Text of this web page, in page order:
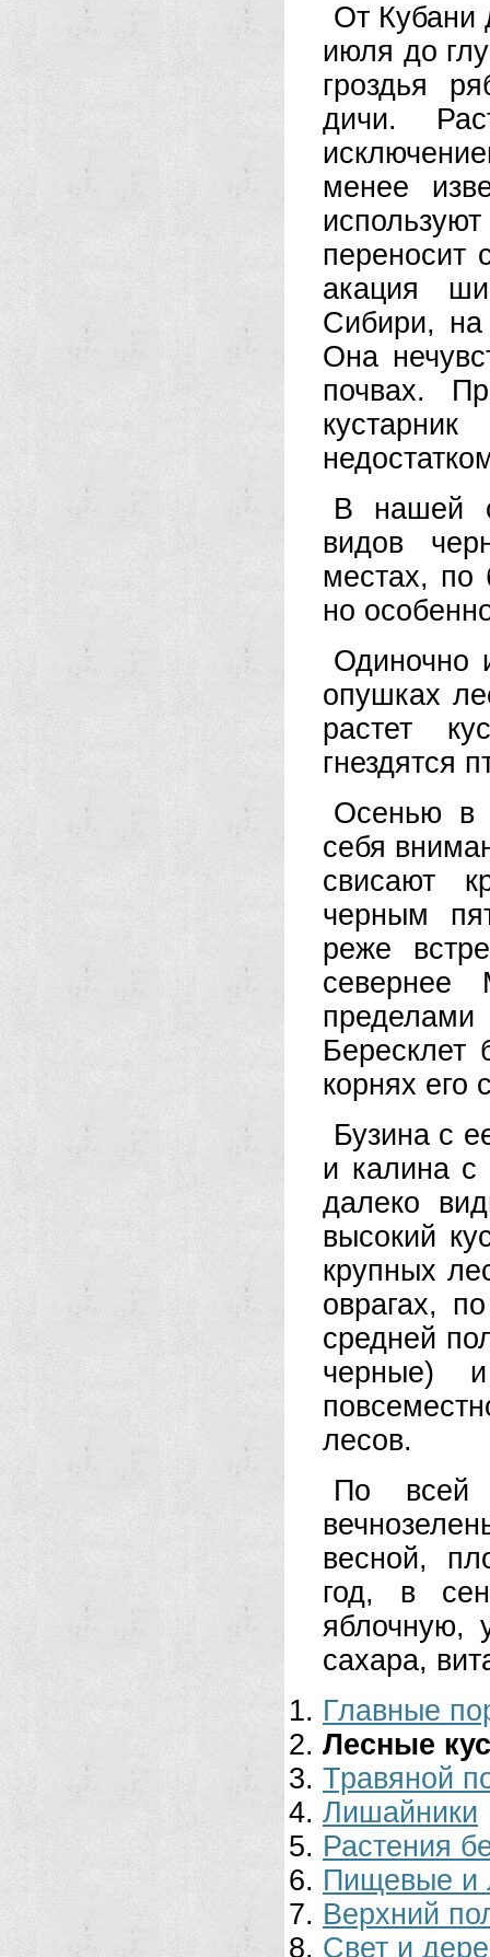
От Кубани
июля до
гроздья
дичи.
менее
переносит
акация
Сибири,
Она
почвах.
В нашей
видов
местах, по
но
Одиночно
опушках
растет
гнездятся
Осенью в
себя
свисают
черным
реже
Бересклет
корнях его
Бузина с
и ка­лина с
далеко
высокий
крупных
оврагах,
средней
черные)
лесов.
По всей
весной,
год, в
яблочную,
са­хара,
Главные
Лесные
Травяной
Лишайники
Растения
Пищевые и
Верхний
Свет и